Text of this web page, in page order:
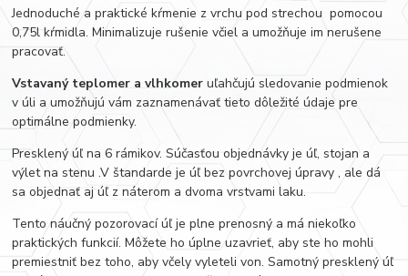
Jednoduché a praktické kŕmenie z vrchu pod strechou pomocou
0,75l kŕmidla. Minimalizuje rušenie včiel a umožňuje im nerušene
pracovať.
Vstavaný teplomer a vlhkomeruľahčujú sledovanie podmienok
v úli a umožňujú vám zaznamenávať tieto dôležité údaje pre
optimálne podmienky.
Presklený úľ na 6 rámikov. Súčasťou objednávky je úľ, stojan a
výlet na stenu .V štandarde je úľ bez povrchovej úpravy , ale dá
sa objednať aj úľ z náterom a dvoma vrstvami laku.
Tento náučný pozorovací úľ je plne prenosný a má niekoľko
praktických funkcií. Môžete ho úplne uzavrieť, aby ste ho mohli
premiestniť bez toho, aby včely vyleteli von. Samotný presklený úľ